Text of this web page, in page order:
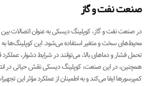
صنعت نفت و گاز
در صنعت نفت و گاز، کوپلینگ دیسکی به عنوان اتصالات
محیط‌های سخت و متغیر استفاده می‌شود. این کوپلینگ‌ها به
تحمل فشار و دماهای بالا، می‌توانند در شرایط دشوار، عملکرد
همچنین، در این صنعت، کوپلینگ دیسکی نقش حیاتی در
کمپرسورها ایفا می‌کند و به اطمینان از عملکرد مؤثر این